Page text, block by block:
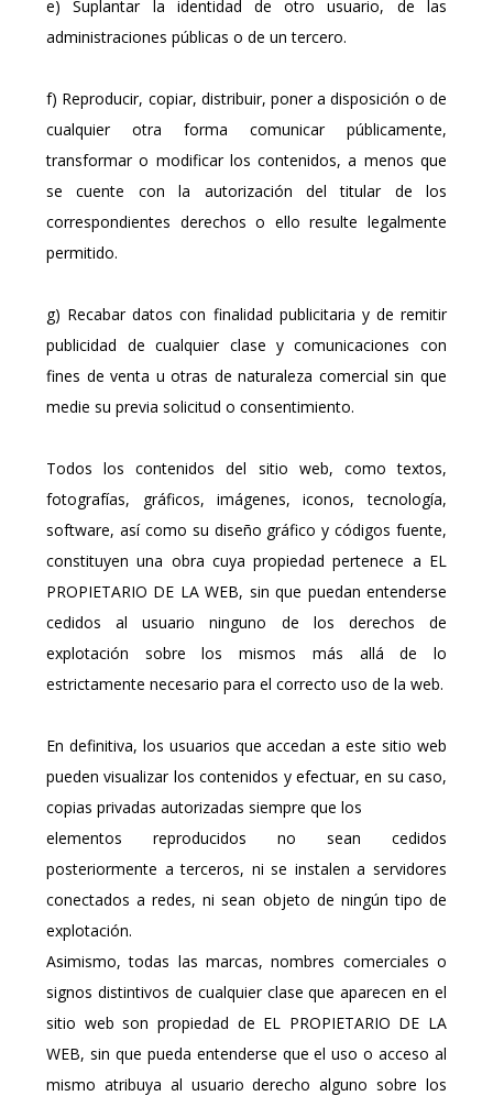
e) Suplantar la identidad de otro usuario, de las
administraciones públicas o de un tercero.
f) Reproducir, copiar, distribuir, poner a disposición o de
cualquier otra forma comunicar públicamente,
transformar o modificar los contenidos, a menos que
se cuente con la autorización del titular de los
correspondientes derechos o ello resulte legalmente
permitido.
g) Recabar datos con finalidad publicitaria y de remitir
publicidad de cualquier clase y comunicaciones con
fines de venta u otras de naturaleza comercial sin que
medie su previa solicitud o consentimiento.
Todos los contenidos del sitio web, como textos,
fotografías, gráficos, imágenes, iconos, tecnología,
software, así como su diseño gráfico y códigos fuente,
constituyen una obra cuya propiedad pertenece a EL
PROPIETARIO DE LA WEB, sin que puedan entenderse
cedidos al usuario ninguno de los derechos de
explotación sobre los mismos más allá de lo
estrictamente necesario para el correcto uso de la web.
En definitiva, los usuarios que accedan a este sitio web
pueden visualizar los contenidos y efectuar, en su caso,
copias privadas autorizadas siempre que los
elementos reproducidos no sean cedidos
posteriormente a terceros, ni se instalen a servidores
conectados a redes, ni sean objeto de ningún tipo de
explotación.
Asimismo, todas las marcas, nombres comerciales o
signos distintivos de cualquier clase que aparecen en el
sitio web son propiedad de EL PROPIETARIO DE LA
WEB, sin que pueda entenderse que el uso o acceso al
mismo atribuya al usuario derecho alguno sobre los